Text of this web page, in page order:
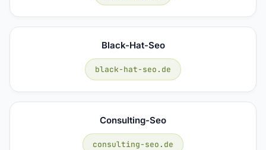
Black-Hat-Seo
black-hat-seo.de
Consulting-Seo
consulting-seo.de